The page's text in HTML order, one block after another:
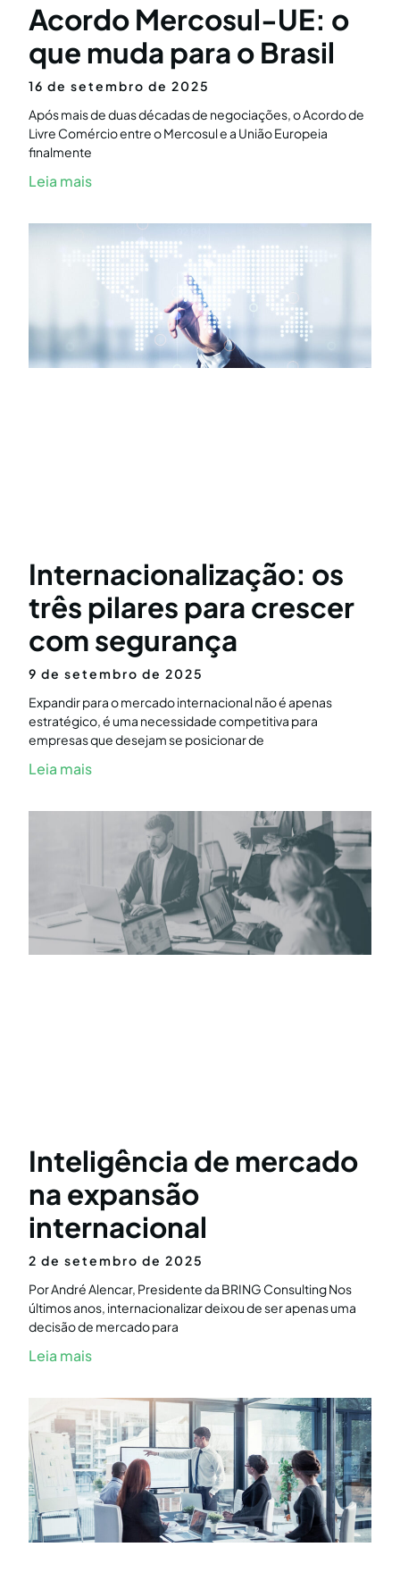
Acordo Mercosul-UE: o
que muda para o Brasil
16 de setembro de 2025
Após mais de duas décadas de negociações, o Acordo de
Livre Comércio entre o Mercosul e a União Europeia
finalmente
Leia mais
Internacionalização: os
três pilares para crescer
com segurança
9 de setembro de 2025
Expandir para o mercado internacional não é apenas
estratégico, é uma necessidade competitiva para
empresas que desejam se posicionar de
Leia mais
Inteligência de mercado
na expansão
internacional
2 de setembro de 2025
Por André Alencar, Presidente da BRING Consulting Nos
últimos anos, internacionalizar deixou de ser apenas uma
decisão de mercado para
Leia mais